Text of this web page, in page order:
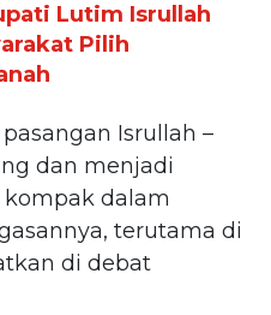
Lutim Isrullah
Pilih
Isrullah –
dan menjadi
dalam
terutama di
di debat